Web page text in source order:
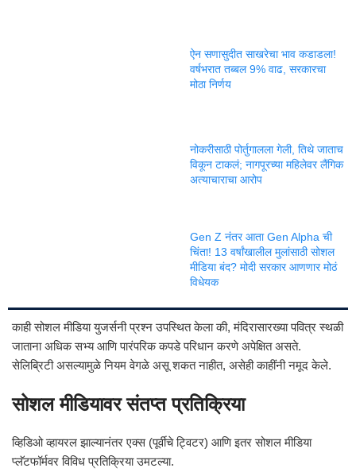
ऐन सणासुदीत साखरेचा भाव कडाडला!
वर्षभरात तब्बल 9% वाढ, सरकारचा
मोठा निर्णय
नोकरीसाठी पोर्तुगालला गेली, तिथे जाताच
विकून टाकलं; नागपूरच्या महिलेवर लैंगिक
अत्याचाराचा आरोप
Gen Z नंतर आता Gen Alpha ची
चिंता! 13 वर्षांखालील मुलांसाठी सोशल
मीडिया बंद? मोदी सरकार आणणार मोठं
विधेयक
काही सोशल मीडिया युजर्सनी प्रश्न उपस्थित केला की, मंदिरासारख्या पवित्र स्थळी
जाताना अधिक सभ्य आणि पारंपरिक कपडे परिधान करणे अपेक्षित असते.
सेलिब्रिटी असल्यामुळे नियम वेगळे असू शकत नाहीत, असेही काहींनी नमूद केले.
सोशल मीडियावर संतप्त प्रतिक्रिया
व्हिडिओ व्हायरल झाल्यानंतर एक्स (पूर्वीचे ट्विटर) आणि इतर सोशल मीडिया
प्लॅटफॉर्मवर विविध प्रतिक्रिया उमटल्या.